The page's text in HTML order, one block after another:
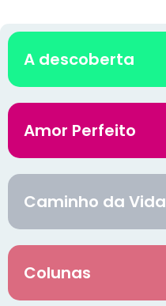
A descoberta
Amor Perfeito
Caminho da Vida
Colunas